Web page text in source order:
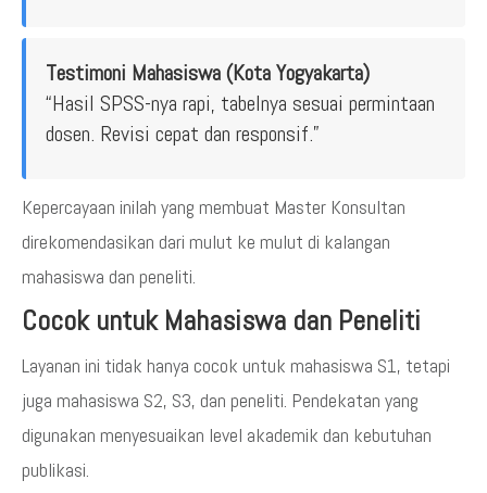
Testimoni Mahasiswa (Kota Yogyakarta)
“Hasil SPSS-nya rapi, tabelnya sesuai permintaan
dosen. Revisi cepat dan responsif.”
Kepercayaan inilah yang membuat Master Konsultan
direkomendasikan dari mulut ke mulut di kalangan
mahasiswa dan peneliti.
Cocok untuk Mahasiswa dan Peneliti
Layanan ini tidak hanya cocok untuk mahasiswa S1, tetapi
juga mahasiswa S2, S3, dan peneliti. Pendekatan yang
digunakan menyesuaikan level akademik dan kebutuhan
publikasi.